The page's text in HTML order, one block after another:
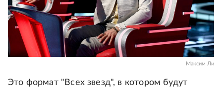
Максим Ли
Это формат "Всех звезд", в котором будут